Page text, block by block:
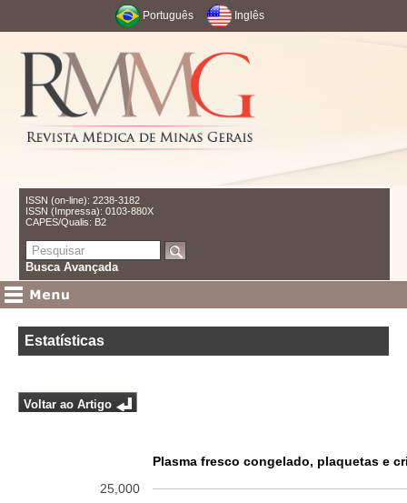
Português Inglês
ISSN (on-line): 2238-3182
ISSN (Impressa): 0103-880X
CAPES/Qualis: B2
Busca Avançada
Estatísticas
Voltar ao Artigo
Plasma fresco congelado, plaquetas e
25,000